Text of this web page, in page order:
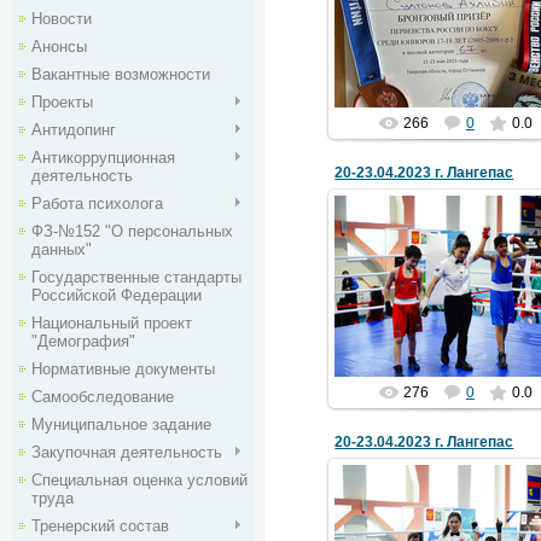
Новости
Анонсы
Вакантные возможности
Проекты
Антидопинг
Антикоррупционная
деятельность
Работа психолога
ФЗ-№152 "О персональных
данных"
Государственные стандарты
Российской Федерации
Национальный проект
"Демография"
Нормативные документы
Самообследование
Муниципальное задание
Закупочная деятельность
Специальная оценка условий
труда
Тренерский состав
Первенство России по
среди юниоров 17-18 лет
sportshkolalangepas
266 0 0.0
20-23.04.2023 г. Лангепас
26 Апреля 2023
"Кубок главы города
боксу"
sportshkolalangepas
276 0 0.0
20-23.04.2023 г. Лангепас
26 Апреля 2023